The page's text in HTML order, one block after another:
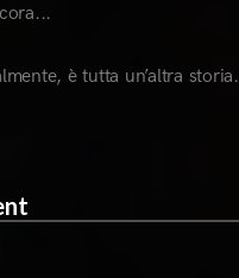
è tutta un’altra storia.